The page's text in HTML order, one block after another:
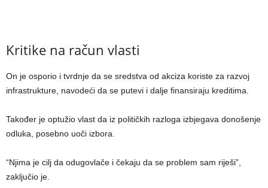
Kritike na račun vlasti
On je osporio i tvrdnje da se sredstva od akciza koriste za razvoj
infrastrukture, navodeći da se putevi i dalje finansiraju kreditima.
Također je optužio vlast da iz političkih razloga izbjegava donošenje
odluka, posebno uoči izbora.
“Njima je cilj da odugovlače i čekaju da se problem sam riješi”,
zaključio je.